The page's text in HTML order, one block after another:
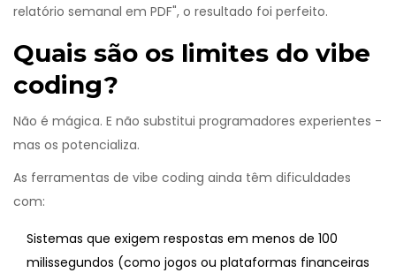
relatório semanal em PDF", o resultado foi perfeito.
Quais são os limites do vibe
coding?
Não é mágica. E não substitui programadores experientes -
mas os potencializa.
As ferramentas de vibe coding ainda têm dificuldades
com:
Sistemas que exigem respostas em menos de 100
milissegundos (como jogos ou plataformas financeiras